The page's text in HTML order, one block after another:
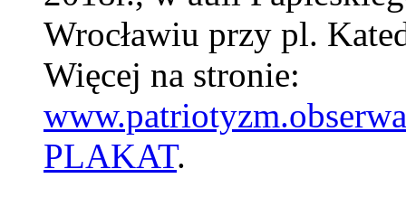
Wrocławiu przy pl.
Więcej na stronie:
PLAKAT.